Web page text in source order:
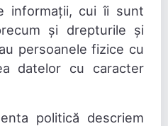
informații, cui îi sunt
și drepturile și
persoanele fizice cu
datelor cu caracter
politică descriem